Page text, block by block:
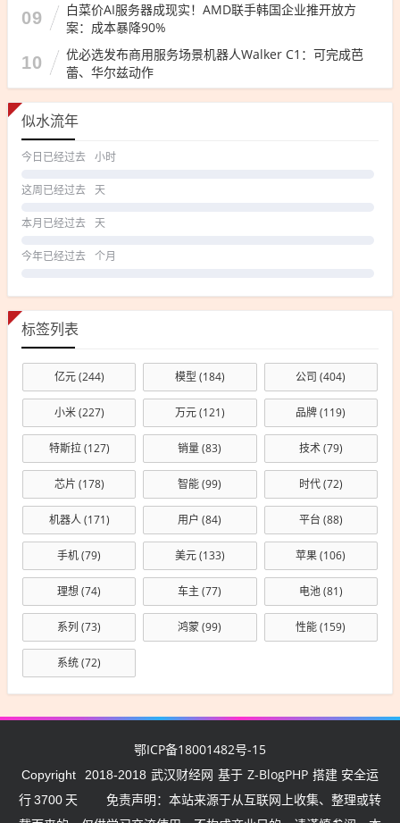
09
白菜价AI服务器成现实！AMD联手韩国企业推开放方
案：成本暴降90%
10
优必选发布商用服务场景机器人Walker C1：可完成芭
蕾、华尔兹动作
似水流年
今日已经过去 小时
这周已经过去 天
本月已经过去 天
今年已经过去 个月
标签列表
亿元(244) 模型 (184) 公司 (404)
小米(227) 万元(121) 品牌(119)
特斯拉(127) 销量(83) 技术(79)
芯片 (178) 智能(99) 时代(72)
机器人(171) 用户 (84) 平台 (88)
手机(79) 美元(133) 苹果(106)
理想(74) 车主 (77) 电池(81)
系列 (73) 鸿蒙(99) 性能(159)
系统(72)
鄂ICP备18001482号-15
Copyright 2018-2018 武汉财经网 基于 Z-BlogPHP 搭建 安全运
行3700 天
免责声明：本站来源于从互联网上收集、整理或转